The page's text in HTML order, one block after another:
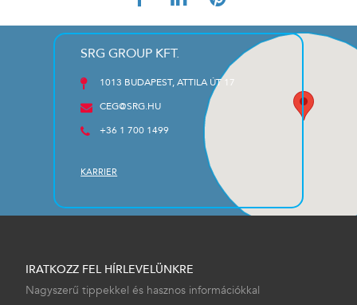
SRG GROUP KFT.
1013 BUDAPEST, ATTILA ÚT 17
CEG@SRG.HU
+36 1 700 1499
KARRIER
IRATKOZZ FEL HÍRLEVELÜNKRE
Nagyszerű tippekkel és hasznos információkkal